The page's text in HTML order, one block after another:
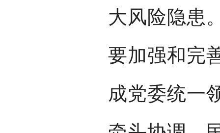
大风险隐患
要加强和完
成党委统一